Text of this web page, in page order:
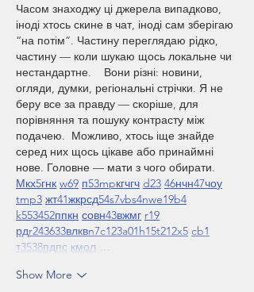
Часом знаходжу ці джерела випадково,
іноді хтось скине в чат, іноді сам зберігаю
“на потім”. Частину переглядаю рідко,
частину — коли шукаю щось локальне чи
нестандартне.    Вони різні: новини,
огляди, думки, регіональні стрічки. Я не
беру все за правду — скоріше, для
порівняння та пошуку контрасту між
подачею.  Можливо, хтось іще знайде
серед них щось цікаве або принаймні
нове. Головне — мати з чого обирати.
Мкх5гнк w69 п53mpкгчгч d23 46нчн47чоу
tmp3 жт41жкрсд54s7vbs4nwe19b4
k553452ппкн совн43вжмг r19
рдr243633влквn7c123a01h15t212x5 cb1
т3538пдпс кмол …
Show More